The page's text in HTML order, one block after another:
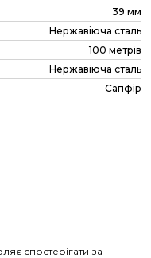
39 мм
Нержавіюча сталь
100 метрів
Нержавіюча сталь
Сапфір
спостерігати за